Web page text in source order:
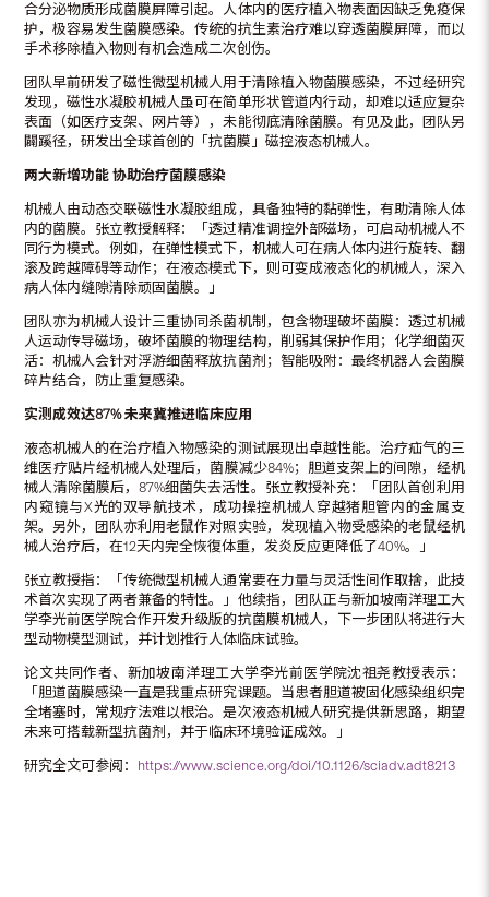
合分泌物质形成菌膜屏障引起。人体内的医疗植入物表面因缺乏免疫保
护，极容易发生菌膜感染。传统的抗生素治疗难以穿透菌膜屏障，而以
手术移除植入物则有机会造成二次创伤。
团队早前研发了磁性微型机械人用于清除植入物菌膜感染，不过经研究
发现，磁性水凝胶机械人虽可在简单形状管道内行动，却难以适应复杂
表面（如医疗支架、网片等），未能彻底清除菌膜。有见及此，团队另
闢蹊径，研发出全球首创的「抗菌膜」磁控液态机械人。
两大新增功能 协助治疗菌膜感染
机械人由动态交联磁性水凝胶组成，具备独特的黏弹性，有助清除人体
内的菌膜。张立教授解释：「透过精准调控外部磁场，可启动机械人不
同行为模式。例如，在弹性模式下，机械人可在病人体内进行旋转、翻
滚及跨越障碍等动作；在液态模式下，则可变成液态化的机械人，深入
病人体内缝隙清除顽固菌膜。」
团队亦为机械人设计三重协同杀菌机制，包含物理破坏菌膜：透过机械
人运动传导磁场，破坏菌膜的物理结构，削弱其保护作用；化学细菌灭
活：机械人会针对浮游细菌释放抗菌剂；智能吸附：最终机器人会菌膜
碎片结合，防止重复感染。
实测成效达87%未来冀推进临床应用
液态机械人的在治疗植入物感染的测试展现出卓越性能。治疗疝气的三
维医疗贴片经机械人处理后，菌膜减少84%；胆道支架上的间隙，经机
械人清除菌膜后，87%细菌失去活性。张立教授补充：「团队首创利用
内窥镜与X光的双导航技术，成功操控机械人穿越猪胆管内的金属支
架。另外，团队亦利用老鼠作对照实验，发现植入物受感染的老鼠经机
械人治疗后，在12天内完全恢復体重，发炎反应更降低了40%。」
张立教授指：「传统微型机械人通常要在力量与灵活性间作取捨，此技
术首次实现了两者兼备的特性。」他续指，团队正与新加坡南洋理工大
学李光前医学院合作开发升级版的抗菌膜机械人，下一步团队将进行大
型动物模型测试，并计划推行人体临床试验。
论文共同作者、新加坡南洋理工大学李光前医学院沈祖尧教授表示：
「胆道菌膜感染一直是我重点研究课题。当患者胆道被固化感染组织完
全堵塞时，常规疗法难以根治。是次液态机械人研究提供新思路，期望
未来可搭载新型抗菌剂，并于临床环境验证成效。」
研究全文可参阅： https://www.science.org/doi/10.1126/sciadv.adt8213